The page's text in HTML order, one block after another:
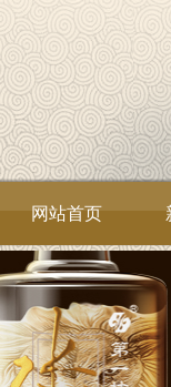
网站首页